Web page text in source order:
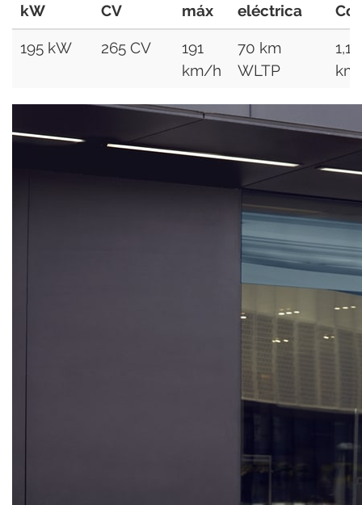
kW
CV
máx
eléctrica
195 kW 265 CV
191
km/h
70 km
WLTP
1,1
km